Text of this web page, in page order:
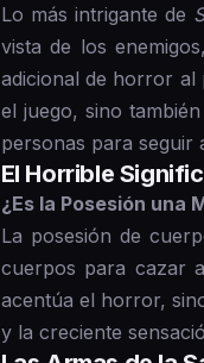
Lo más intrigante de
vista de los
adicional de horror al
el juego, sino
personas para seguir
El Horrible
¿Es la Posesión una
La posesión de
cuerpos para cazar
acentúa el horror,
y la creciente